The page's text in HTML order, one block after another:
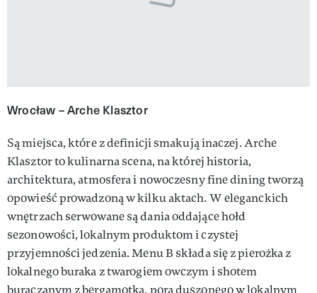
Wrocław – Arche Klasztor
Są miejsca, które z definicji smakują inaczej. Arche
Klasztor to kulinarna scena, na której historia,
architektura, atmosfera i nowoczesny fine dining tworzą
opowieść prowadzoną w kilku aktach. W eleganckich
wnętrzach serwowane są dania oddające hołd
sezonowości, lokalnym produktom i czystej
przyjemności jedzenia. Menu B składa się z pierożka z
lokalnego buraka z twarogiem owczym i shotem
buraczanym z bergamotką, pora duszonego w lokalnym